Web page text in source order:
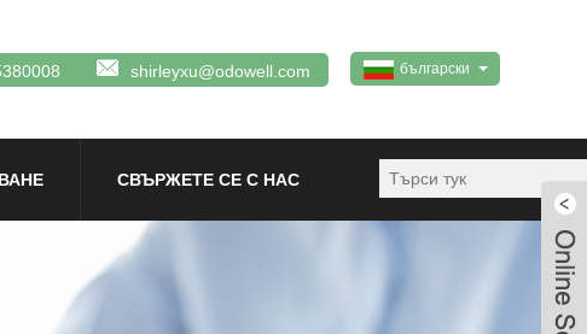
български
shirleyxu@odowell.com
СВЪРЖЕТЕ СЕ С НАС